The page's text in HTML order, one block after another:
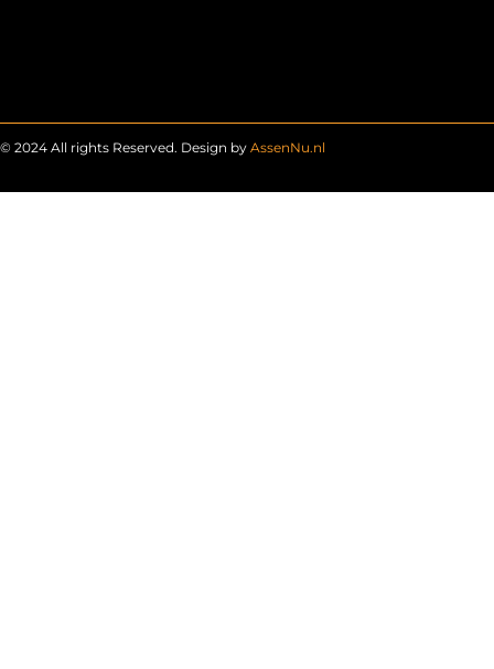
© 2024 All rights Reserved. Design by AssenNu.nl